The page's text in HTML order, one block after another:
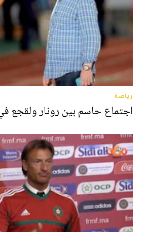
رياضة
اجتماع حاسم بين رونار ولقجع